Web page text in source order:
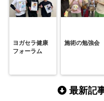
ヨガセラ健康
フォーラム
施術の勉強会
最新記